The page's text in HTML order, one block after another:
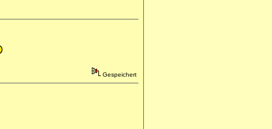
Gespeichert